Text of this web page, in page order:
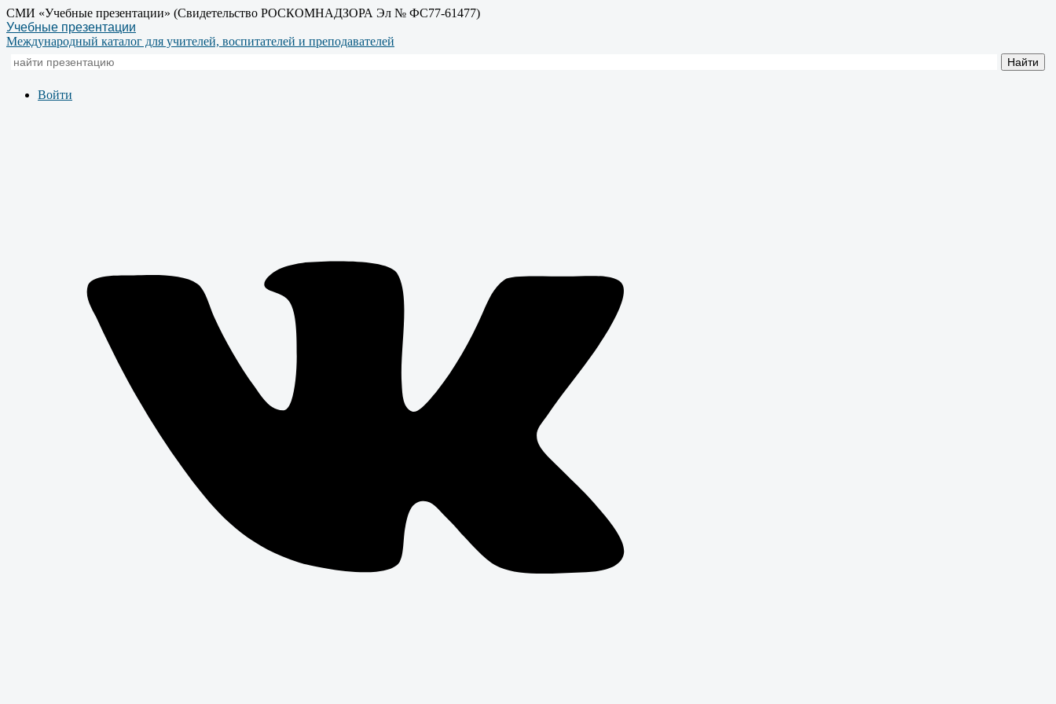
СМИ «Учебные презентации» (Свидетельство РОСКОМНАДЗОРА Эл № ФС77-61477)
Учебные презентации
Международный каталог для учителей, воспитателей и преподавателей
Войти